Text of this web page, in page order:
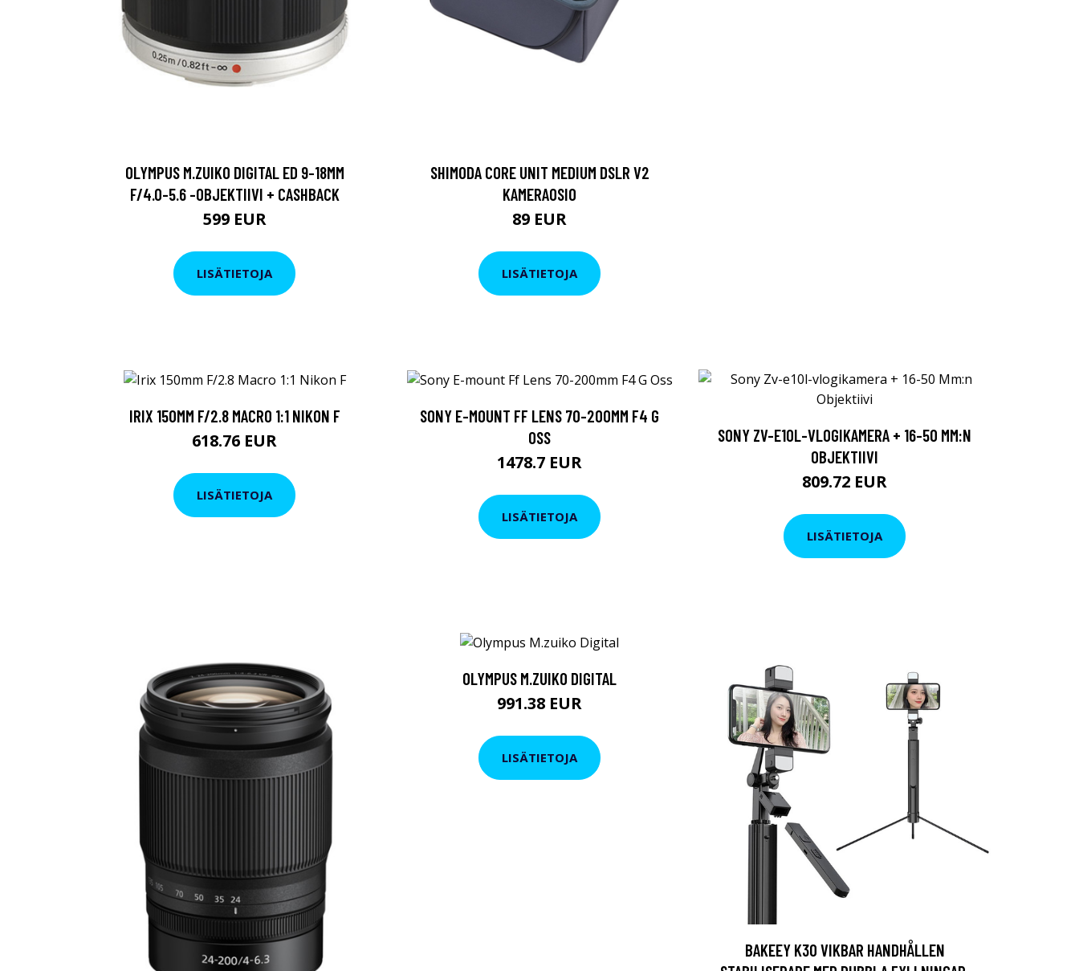
OLYMPUS M.ZUIKO DIGITAL ED 9-18MM
F/4.0-5.6 -OBJEKTIIVI + CASHBACK
599 EUR
LISÄTIETOJA
SHIMODA CORE UNIT MEDIUM DSLR V2
KAMERAOSIO
89 EUR
LISÄTIETOJA
IRIX 150MM F/2.8 MACRO 1:1 NIKON F
618.76 EUR
LISÄTIETOJA
SONY E-MOUNT FF LENS 70-200MM F4 G
OSS
1478.7 EUR
LISÄTIETOJA
SONY ZV-E10L-VLOGIKAMERA + 16-50 MM:N
OBJEKTIIVI
809.72 EUR
LISÄTIETOJA
OLYMPUS M.ZUIKO DIGITAL
991.38 EUR
LISÄTIETOJA
BAKEEY K30 VIKBAR HANDHÅLLEN